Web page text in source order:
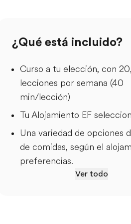
¿Qué está incluido?
Curso a tu elección, con
lecciones por semana (40
min/lección)
Tu Alojamiento EF
Una variedad de opciones
de comidas, según el
preferencias.
Ver todo